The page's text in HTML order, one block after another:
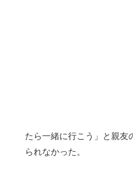
たら一緒に行こう」と親友
られなかった。